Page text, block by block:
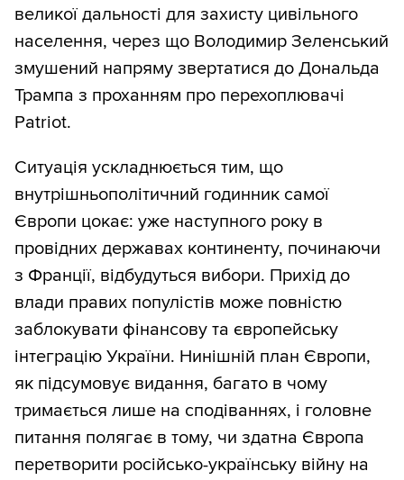
великої дальності для захисту цивільного
населення, через що Володимир Зеленський
змушений напряму звертатися до Дональда
Трампа з проханням про перехоплювачі
Patriot.
Ситуація ускладнюється тим, що
внутрішньополітичний годинник самої
Європи цокає: уже наступного року в
провідних державах континенту, починаючи
з Франції, відбудуться вибори. Прихід до
влади правих популістів може повністю
заблокувати фінансову та європейську
інтеграцію України. Нинішній план Європи,
як підсумовує видання, багато в чому
тримається лише на сподіваннях, і головне
питання полягає в тому, чи здатна Європа
перетворити російсько-українську війну на